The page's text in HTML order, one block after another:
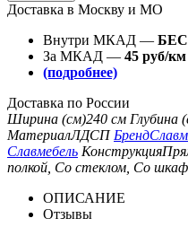
Доставка в Москву и МО
Внутри МКАД —
За МКАД — 45 руб/км
(подробнее)
Доставка по России
Ширина (см)240 см Глубина
МатериалЛДСП Бренд
Славмебель Конструкция
полкой, Со стеклом, Со
ОПИСАНИЕ
Отзывы